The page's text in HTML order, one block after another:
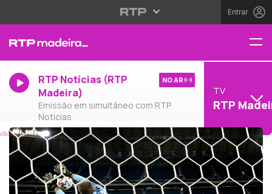
Entrar
RTP Notícias (RTP
Madeira)
Emissão em simultâneo com RTP
Notícias
NO AR
TV
RTP